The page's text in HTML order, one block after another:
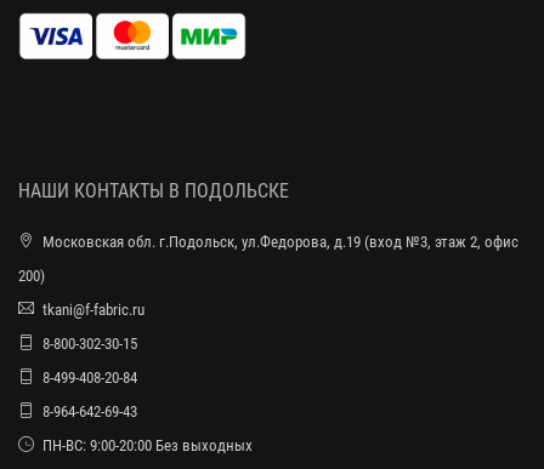
НАШИ КОНТАКТЫ В ПОДОЛЬСКЕ
Московская обл. г.Подольск, ул.Федорова, д.19 (вход №3, этаж 2, офис
200)
tkani@f-fabric.ru
8-800-302-30-15
8-499-408-20-84
8-964-642-69-43
ПН-ВС: 9:00-20:00 Без выходных